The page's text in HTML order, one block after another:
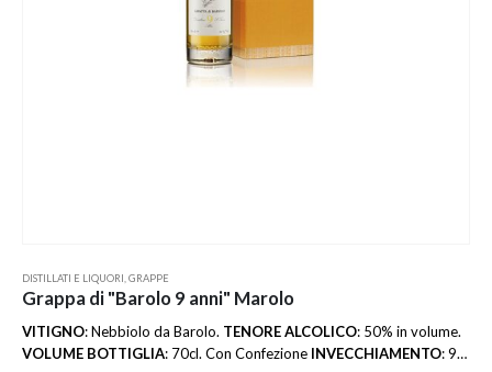
DISTILLATI E LIQUORI GRAPPE
Grappa di "Barolo 9 anni" Marolo
VITIGNO: Nebbiolo da Barolo. TENORE ALCOLICO: 50% in volume.
VOLUME BOTTIGLIA: 70cl. Con Confezione INVECCHIAMENTO: 9